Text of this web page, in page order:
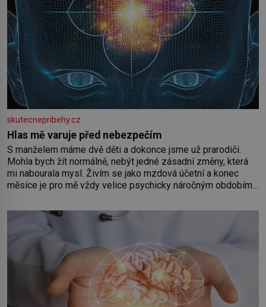
skutecnepribehy.cz
Hlas mě varuje před nebezpečím
S manželem máme dvě děti a dokonce jsme už prarodiči.
Mohla bych žít normálně, nebýt jedné zásadní změny, která
mi nabourala mysl. Živím se jako mzdová účetní a konec
měsíce je pro mě vždy velice psychicky náročným obdobím.
o pomoc, co se hlídání týče. Dalo by se